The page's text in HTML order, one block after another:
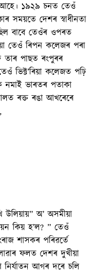
১৯২৯ চনত তেওঁ
সময়তে দেশৰ স্বাধীনতা
বাবে তেওঁৰ ওপৰত
তেওঁ ৰিপন কলেজৰ পৰা
তাৰ পাছত ৰংপুৰৰ
ভিক্ট’ৰিয়া কলেজত পঢ়ি
নমাই ভাৰতৰ পতাকা
ৰক্ত ৰঙা আখৰেৰে
উলিয়ায়” অ’ অসমীয়া
কিয় হ’ল? ” তেওঁ
শাসকৰ পৰিৱৰ্তে
ফলত দেশৰ দুখীয়া
আগৰ দৰে চলি